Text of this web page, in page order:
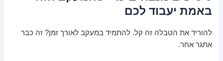
באמת יעבוד לכם
להוריד את הטבלה זה קל. להתמיד במעקב לאורך זמן? זה כבר
אתגר אחר.